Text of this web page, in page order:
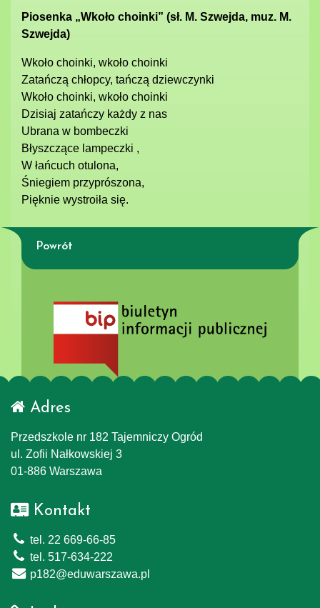
Piosenka „Wkoło choinki” (sł. M. Szwejda, muz. M.
Szwejda)
Wkoło choinki, wkoło choinki
Zatańczą chłopcy, tańczą dziewczynki
Wkoło choinki, wkoło choinki
Dzisiaj zatańczy każdy z nas
Ubrana w bombeczki
Błyszczące lampeczki ,
W łańcuch otulona,
Śniegiem przyprószona,
Pięknie wystroiła się.
Powrót
Adres
Przedszkole nr 182 Tajemniczy Ogród
ul. Zofii Nałkowskiej 3
01-886 Warszawa
Kontakt
tel. 22 669-66-85
tel. 517-634-222
p182@eduwarszawa.pl